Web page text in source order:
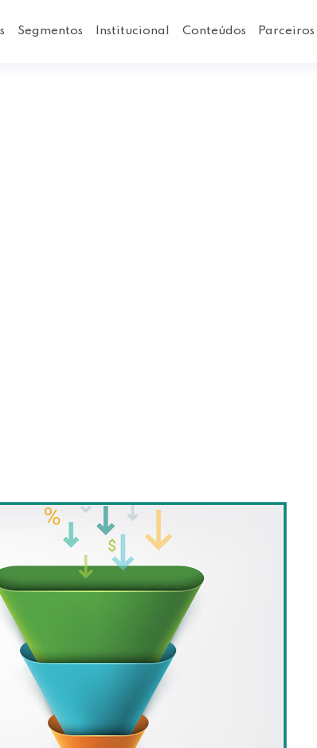
Segmentos Institucional Conteúdos Parceiros
o que é e como
físicas
Não basta apenas oferecer boas
um processo complexo. Saber
sucesso nesse contexto!
começa quando o cliente está olhando os